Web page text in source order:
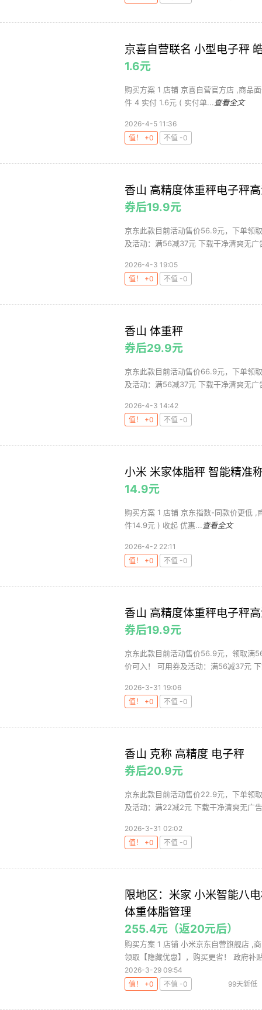
京喜自营联名 小型电子秤
1.6元
购买方案 1 店铺 京喜自营官方店 ,商品
件 4 实付 1.6元 ( 实付单... 查看全文
2026-4-5 11:36
值！ +0
不值 -0
香山 高精度体重秤电子秤
券后19.9元
京东此款目前活动售价56.9元，下单领
及活动：满56减37元 下载干净清爽无广
2026-4-3 19:05
值！ +0
不值 -0
香山 体重秤
券后29.9元
京东此款目前活动售价66.9元，下单领
及活动：满56减37元 下载干净清爽无广
2026-4-3 14:42
值！ +0
不值 -0
小米 米家体脂秤 智能精准
14.9元
购买方案 1 店铺 京东指数-同款价更低
件14.9元 ) 收起 优惠... 查看全文
2026-4-2 22:11
值！ +0
不值 -0
香山 高精度体重秤电子秤
券后19.9元
京东此款目前活动售价56.9元，领取满
价可入！ 可用券及活动：满56减37元
2026-3-31 19:06
值！ +0
不值 -0
香山 克称 高精度 电子秤
券后20.9元
京东此款目前活动售价22.9元，下单领
及活动：满22减2元 下载干净清爽无广
2026-3-31 02:02
值！ +0
不值 -0
限地区：米家 小米智能八
体重体脂管理
255.4元（返20元后）
购买方案 1 店铺 小米京东自营旗舰店 ,
领取【隐藏优惠】，购买更省！ 政府补
2026-3-29 09:54
值！ +0
不值 -0 99天新低